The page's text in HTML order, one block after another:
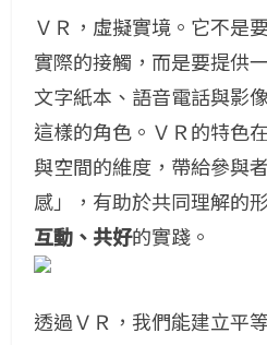
ＶＲ，虛擬實境。它不是
實際的接觸，而是要提供
文字紙本、語音電話與影
這樣的角色。ＶＲ的特色
與空間的維度，帶給參與
感」，有助於共同理解的
互動、共好的實踐。
透過ＶＲ，我們能建立平